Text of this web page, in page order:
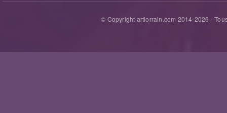
© Copyright artlorrain.com 2014-2026 -